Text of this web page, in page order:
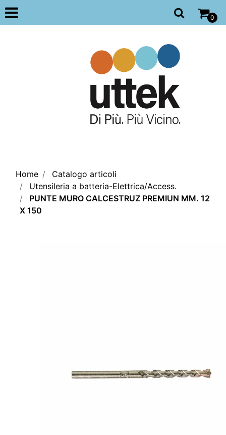
Open
0
Home
Catalogo articoli
Utensileria a batteria-Elettrica/Access.
PUNTE MURO CALCESTRUZ PREMIUN MM. 12
X 150